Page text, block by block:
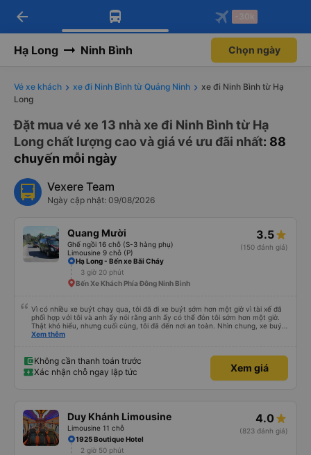
Tải app Vexere ngay!
Nhận ưu đãi thành viên độc
Mở app
Tải app Vexere
-30k/ghế khi đặt vé máy bay qua
Mở app
arrow_back -30k
Hạ Long Ninh Bình Chọn ngày
Vé xe khách xe đi Ninh Bình từ Quảng Ninh
xe đi Ninh Bình từ Hạ
Long
Đặt mua vé xe 13 nhà xe đi Ninh Bình từ Hạ
Long chất lượng cao và giá vé ưu đãi nhất: 88
chuyến mỗi ngày
Vexere Team
Ngày cập nhật: 09/08/2026
Quang Mười
Ghế ngồi 16 chỗ (S-3 hàng phụ)
Limousine 9 chỗ (P)
3.5
(150 đánh giá)
Hạ Long - Bến xe Bãi Cháy
3 giờ 20 phút
Bến Xe Khách Phía Đông Ninh Bình
Vì có nhiều xe buýt chạy qua, tôi đã đi xe buýt sớm hơn một giờ vì tài xế đã
phối hợp với tôi và anh ấy nói rằng anh ấy có thể đón tôi sớm hơn một giờ.
Thật khó hiểu, nhưng cuối cùng, tôi đã đến nơi an toàn. Nhìn chung, xe buýt
tốt và tài xế rất hữu ích
Xem thêm
Không cần thanh toán trước
Xác nhận chỗ ngay lập tức
Xem giá
Duy Khánh Limousine
Limousine 11 chỗ
4.0
(823 đánh giá)
1925 Boutique Hotel
2 giờ 50 phút